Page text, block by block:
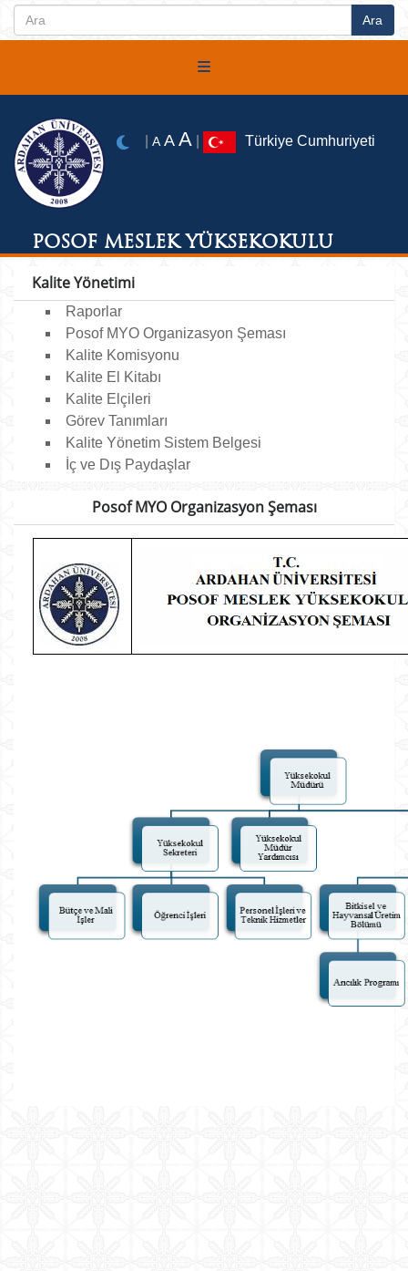
POSOF MESLEK YÜKSEKOKULU
A A A Türkiye Cumhuriyeti
Kalite Yönetimi
Raporlar
Posof MYO Organizasyon Şeması
Kalite Komisyonu
Kalite El Kitabı
Kalite Elçileri
Görev Tanımları
Kalite Yönetim Sistem Belgesi
İç ve Dış Paydaşlar
Posof MYO Organizasyon Şeması